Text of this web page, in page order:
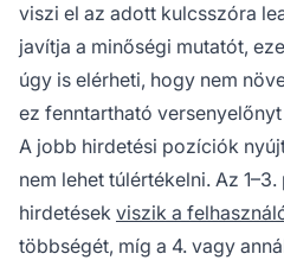
viszi el az adott kulcsszóra
javítja a minőségi mutatót,
úgy is elérheti, hogy nem
ez fenntartható
A jobb hirdetési pozíciók
nem lehet túlértékelni. Az
hirdetések viszik a
többségét, míg a 4. vagy